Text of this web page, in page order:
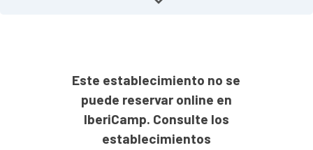
Este establecimiento no se
puede reservar online en
IberiCamp. Consulte los
establecimientos